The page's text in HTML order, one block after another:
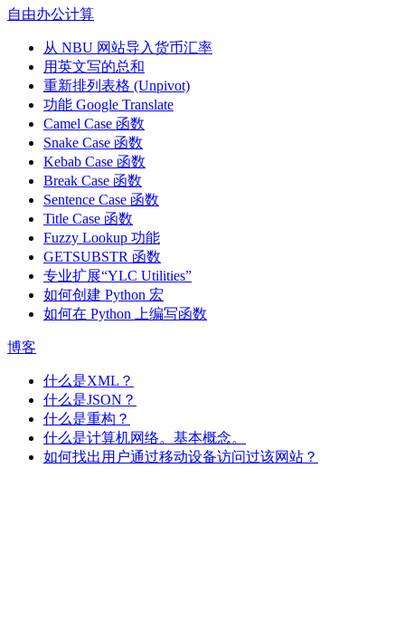
自由办公计算
从 NBU 网站导入货币汇率
用英文写的总和
重新排列表格 (Unpivot)
功能 Google Translate
Camel Case 函数
Snake Case 函数
Kebab Case 函数
Break Case 函数
Sentence Case 函数
Title Case 函数
Fuzzy Lookup 功能
GETSUBSTR 函数
专业扩展“YLC Utilities”
如何创建 Python 宏
如何在 Python 上编写函数
博客
什么是XML？
什么是JSON？
什么是重构？
什么是计算机网络。基本概念。
如何找出用户通过移动设备访问过该网站？